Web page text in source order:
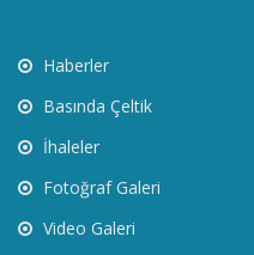
Haberler
Basında Çeltik
İhaleler
Fotoğraf Galeri
Video Galeri